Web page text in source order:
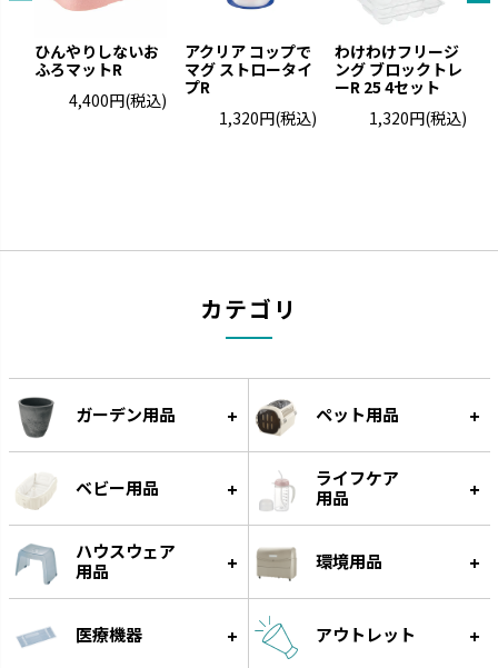
ミルクボトル
お口の発育につながります。
ひんやりしない
保温性のある発泡素材でひんや
りしません。
わけわけフリージング
作り置きに便利な離乳食用小分
け冷凍トレーです。
ベビーガード
家の中の危険から赤ちゃんを守
ります。
ひんやりしないお
ふろマットR
4,400円(税込)
アクリア コップで
マグ ストロータイ
プR
1,320円(税込)
わけわけフリージ
ング ブロックトレ
ーR 25 4セット
1,320円(税込)
カテゴリ
ガーデン用品 ペット用品
ベビー用品
ライフケア
用品
ハウスウェア
用品
環境用品
医療機器 アウトレット